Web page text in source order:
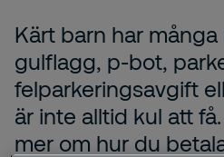
Kärt barn har
gulflagg, p-bot,
felparkeringsavgift
är inte alltid kul att
mer om hur du